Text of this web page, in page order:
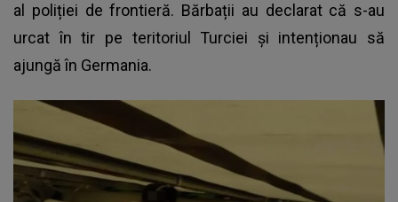
al poliției de frontieră. Bărbații au declarat că s-au
urcat în tir pe teritoriul Turciei și intenționau să
ajungă în Germania.